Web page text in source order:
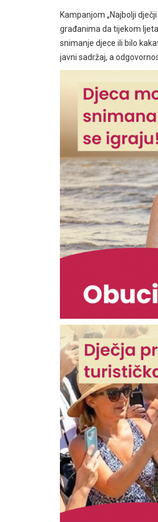
Kampanjom „Najbolji
građanima da tijekom
snimanje djece ili bilo
javni sadržaj, a